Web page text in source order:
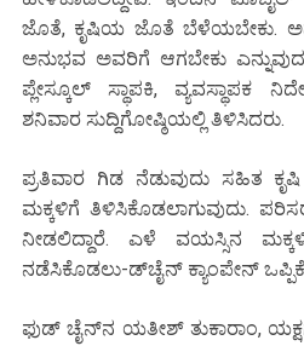
ಜೊತೆ, ಕೃಷಿಯ ಜೊತೆ ಬೆಳೆಯಬೇಕು.
ಅನುಭವ ಅವರಿಗೆ ಆಗಬೇಕು
ಪ್ಲೇಸ್ಕೂಲ್ ಸ್ಥಾಪಕಿ, ವ್ಯವಸ್ಥಾಪಕ
ಶನಿವಾರ ಸುದ್ದಿಗೋಷ್ಠಿಯಲ್ಲಿ ತಿಳಿಸಿದರು.
ಪ್ರತಿವಾರ ಗಿಡ ನೆಡುವುದು ಸಹಿತ
ಮಕ್ಕಳಿಗೆ ತಿಳಿಸಿಕೊಡಲಾಗುವುದು.
ನೀಡಲಿದ್ದಾರೆ. ಎಳೆ ವಯಸ್ಸಿನ
ನಡೆಸಿಕೊಡಲು-ಡ್‌ಚೈನ್ ಕ್ಯಾಂಪೇನ್
ಫುಡ್ ಚೈನ್‌ನ ಯತೀಶ್ ತುಕಾರಾಂ,